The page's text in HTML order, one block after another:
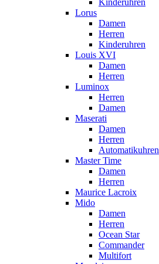
Kinderuhren
Lorus
Damen
Herren
Kinderuhren
Louis XVI
Damen
Herren
Luminox
Herren
Damen
Maserati
Damen
Herren
Automatikuhren
Master Time
Damen
Herren
Maurice Lacroix
Mido
Damen
Herren
Ocean Star
Commander
Multifort